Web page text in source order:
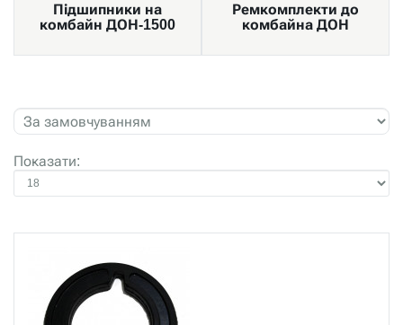
Підшипники на
комбайн ДОН-1500
Ремкомплекти до
комбайна ДОН
Показати: